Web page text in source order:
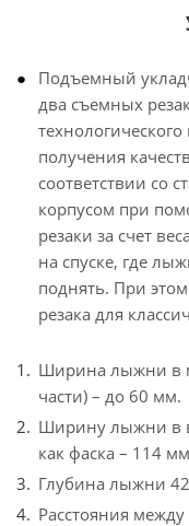
Подъемный
два съемных
получения
соответствии со
корпусом при
резаки за счет
на спуске, где
поднять. При
резака для
Ширина лыжни в
части) – до 60 мм.
Ширину лыжни в
как фаска – 114
Глубина лыжни
Расстояния